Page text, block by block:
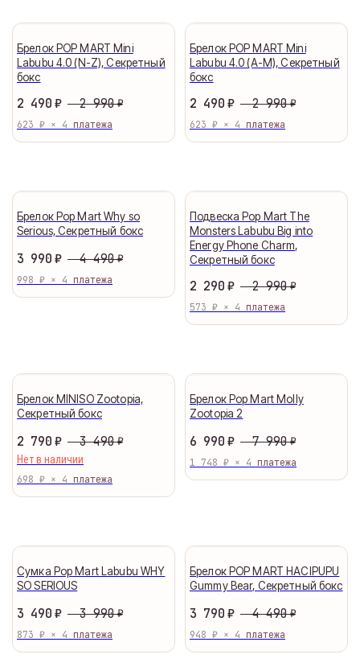
Брелок POP MART Mini
Labubu 4.0 (N-Z), Секретный
бокс
2 490 ₽ 2 990 ₽
623 ₽ × 4
Брелок POP MART Mini
Labubu 4.0 (A-M), Секретный
бокс
2 490 ₽ 2 990 ₽
623 ₽ × 4
Брелок Pop Mart Why so
Serious, Секретный бокс
3 990 ₽ 4 490 ₽
998 ₽ × 4
Подвеска Pop Mart The
Monsters Labubu Big into
Energy Phone Charm,
Секретный бокс
2 290 ₽ 2 990 ₽
573 ₽ × 4
Брелок MINISO Zootopia,
Секретный бокс
2 790 ₽ 3 490 ₽
Нет в наличии
698 ₽ × 4
Брелок Pop Mart Molly
Zootopia 2
6 990 ₽ 7 990 ₽
1 748 ₽ × 4
Сумка Pop Mart Labubu WHY
SO SERIOUS
3 490 ₽ 3 990 ₽
873 ₽ × 4
Брелок POP MART HACIPUPU
Gummy Bear, Секретный бокс
3 790 ₽ 4 490 ₽
948 ₽ × 4
Оплата частями